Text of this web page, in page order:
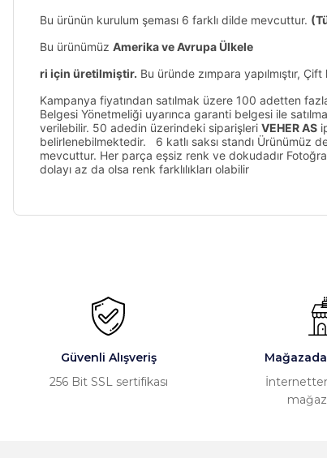
Bu ürünün kurulum şeması 6 farklı dilde mevcuttur.
Bu ürünümüz Amerika ve Avrupa Ülkele
ri için üretilmiştir. Bu üründe zımpara yapılmıştır,
Kampanya fiyatından satılmak üzere 100 adetten
Belgesi Yönetmeliği uyarınca garanti belgesi ile
verilebilir. 50 adedin üzerindeki siparişleri VEHER AS
belirlenebilmektedir. 6 katlı saksı standı Ürünümüz
mevcuttur. Her parça eşsiz renk ve dokudadır
dolayı az da olsa renk farklılıkları olabilir
Ürün resmi kalitesiz, bozuk veya görüntülenemiyor.
Ürün açıklamasında eksik bilgiler bulunuyor.
Ürün bilgilerinde hatalar bulunuyor.
Ürün fiyatı diğer sitelerden daha pahalı.
S... M... | 23/06/2026
Almış olduğum ürün hasarlı geldi. Ayıplı mal
çıkmadılar.iletişime geçtiğimde beni kötü niyetli
Ali Öztürk | 16/03/2026
Güvenli Alışveriş
256 Bit SSL sertifikası